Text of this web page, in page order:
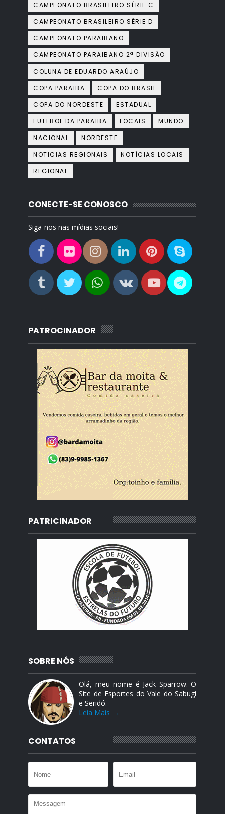
CAMPEONATO BRASILEIRO SÉRIE C
CAMPEONATO BRASILEIRO SÉRIE D
CAMPEONATO PARAIBANO
CAMPEONATO PARAIBANO 2ª DIVISÃO
COLUNA DE EDUARDO ARAÚJO
COPA PARAIBA
COPA DO BRASIL
COPA DO NORDESTE
ESTADUAL
FUTEBOL DA PARAIBA
LOCAIS
MUNDO
NACIONAL
NORDESTE
NOTICIAS REGIONAIS
NOTÍCIAS LOCAIS
REGIONAL
CONECTE-SE CONOSCO
Siga-nos nas mídias sociais!
PATROCINADOR
PATRICINADOR
SOBRE NÓS
Olá, meu nome é Jack Sparrow. O
Site de Esportes do Vale do Sabugi
e Seridó.
Leia Mais →
CONTATOS